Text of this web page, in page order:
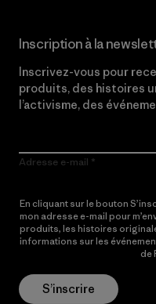
Inscription à la
Inscrivez-vous pour
produits, des histoires
l’activisme, des
Adresse e-mail
En cliquant sur le bouton
mon adresse e-mail pour
produits, les histoires
informations sur les
de
S’inscrire